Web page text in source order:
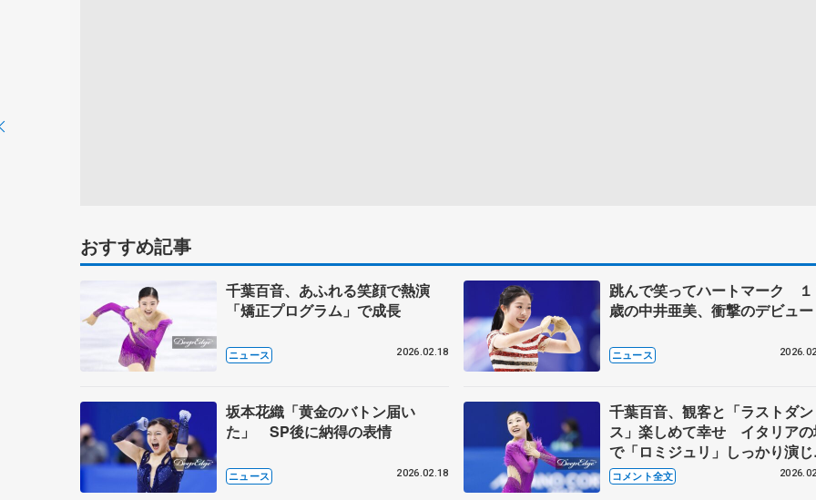
おすすめ記事
千葉百音、あふれる笑顔で熱演
「矯正プログラム」で成長
ニュース 2026.02.18
跳んで笑ってハートマーク １
歳の中井亜美、衝撃のデビュー
ニュース
坂本花織「黄金のバトン届い
た」 SP後に納得の表情
ニュース 2026.02.18
千葉百音、観客と「ラストダン
ス」楽しめて幸せ イタリアの
で「ロミジュリ」しっかり演
い【ミラノ五輪女子SP後】
コメント全文